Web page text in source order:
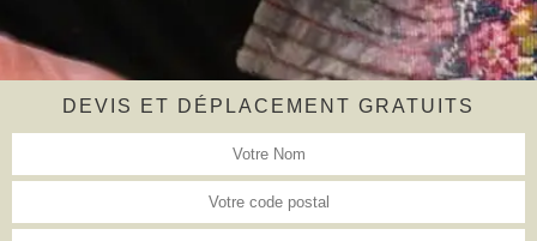
DEVIS ET DÉPLACEMENT GRATUITS